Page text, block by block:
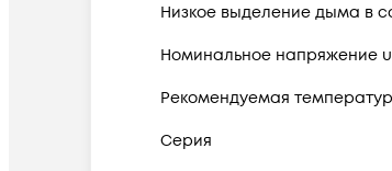
Низкое выделение дыма в
Номинальное напряжение
Рекомендуемая
Серия